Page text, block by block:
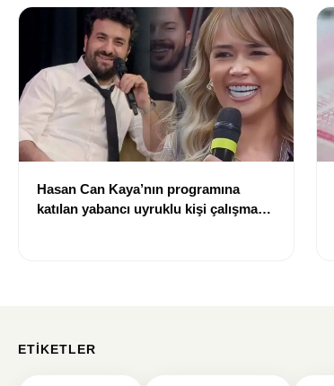
Hasan Can Kaya’nın programına
katılan yabancı uyruklu kişi çalışma
ETIKETLER